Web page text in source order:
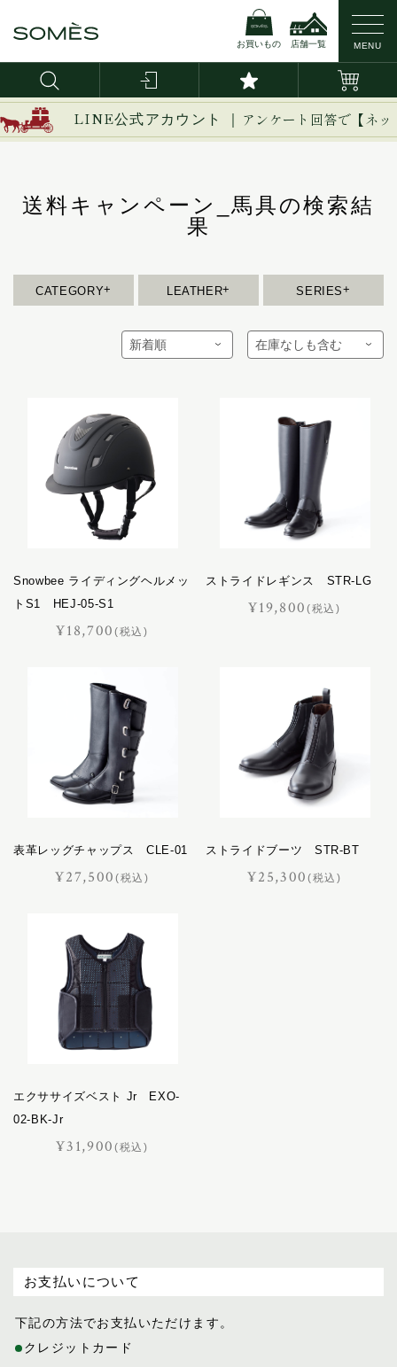
お買いもの 店舗一覧 MENU
LINE公式アカウント ｜ アンケート回答で【ネ
送料キャンペーン_馬具の検索結
果
CATEGORY LEATHER SERIES
Snowbee ライディングヘルメッ
トS1 HEJ-05-S1
¥18,700(税込)
ストライドレギンス STR-LG
¥19,800(税込)
表革レッグチャップス CLE-01
¥27,500(税込)
ストライドブーツ STR-BT
¥25,300(税込)
エクササイズベスト Jr EXO-
02-BK-Jr
¥31,900(税込)
新作
財布
ベルト
インテリア
レザーケア用品
おすすめギフト
価格見直しました
ブライドルレザー
カーフレザー
イージー
イノベーション
ウーブン
エリン
オフィサー
キャバレッティ
ギャロップ
コートリー
サッチェル
サドラリー
ジェラード
シューホーン
スクエア
スフレ
ディアマン
ドレッサージュ
トロット
ニネット
バケット
パッサージュ
ハーネス
ハロン
バロン
ピッコラ
ピルエット
ピント
プランス
ブルトン
レインズ
LIFE IN A NORTHERN LAND
M
お支払いについて
下記の方法でお支払いただけます。
クレジットカード